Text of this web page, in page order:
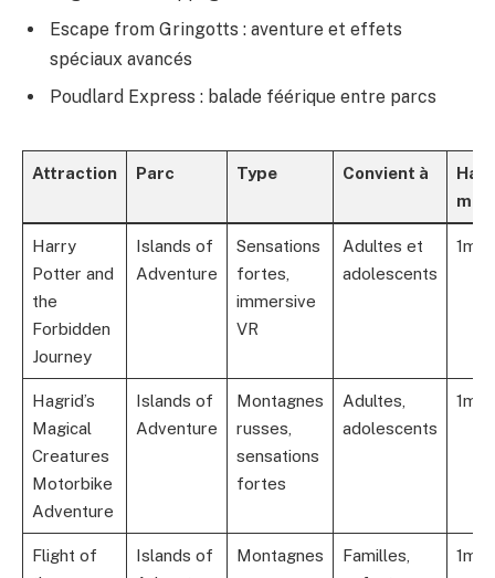
Escape from Gringotts : aventure et effets
spéciaux avancés
Poudlard Express : balade féérique entre parcs
Attraction Parc Type Convient à
Harry
Potter and
the
Forbidden
Journey
Islands of
Adventure
Sensations
fortes,
immersive
VR
Adultes et
adolescents
Hagrid’s
Magical
Creatures
Motorbike
Adventure
Islands of
Adventure
Montagnes
russes,
sensations
fortes
Adultes,
adolescents
Flight of
Islands of
Montagnes
Familles,